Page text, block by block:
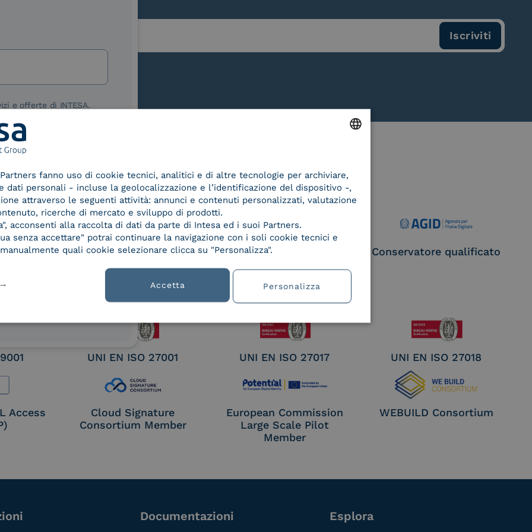
Trust
/
Service Provider e
Service Provider e
Conservatore qualificato
UNI EN ISO 27001 UNI EN ISO 27017 UNI EN ISO 27018
Access
Cloud Signature
Consortium Member
European Commission
Large Scale Pilot
Member
WEBUILD Consortium
e offerte di INTESA.
di INTESA.
inviando una e-mail
se non si desidera ricevere
facendo clic sul
e-mail.
nelle Norme di tutela della
di aver letto e compreso
Documentazioni Esplora
ITALIAN
fanno uso di cookie tecnici, analitici e di altre tecnologie per archiviare,
dati personali - incluse la geolocalizzazione e l’identificazione del dispositivo -,
attraverso le seguenti attività: annunci e contenuti personalizzati, valutazione
ricerche di mercato e sviluppo di prodotti.
acconsenti alla raccolta di dati da parte di Intesa ed i suoi Partners.
senza accettare" potrai continuare la navigazione con i soli cookie tecnici e
quali cookie selezionare clicca su "Personalizza".
Accetta Personalizza